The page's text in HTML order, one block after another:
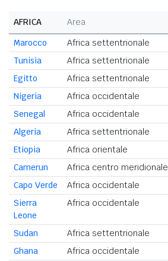
AFRICA Area
Marocco
Africa settentrionale
Tunisia
Africa settentrionale
Egitto
Africa settentrionale
Nigeria
Africa occidentale
Senegal
Africa occidentale
Algeria
Africa settentrionale
Etiopia
Africa orientale
Camerun
Africa centro meridionale
Capo Verde
Africa occidentale
Sierra
Leone
Africa occidentale
Sudan Africa settentrionale
Ghana
Africa occidentale